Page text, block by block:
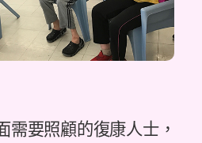
需要照顧的復康人士，